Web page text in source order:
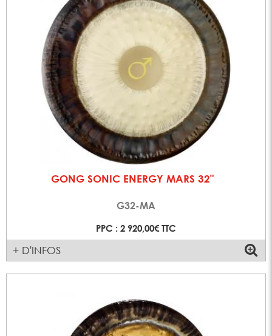
GONG SONIC ENERGY MARS 32"
G32-MA
PPC : 2 920,00€ TTC
+ D'INFOS